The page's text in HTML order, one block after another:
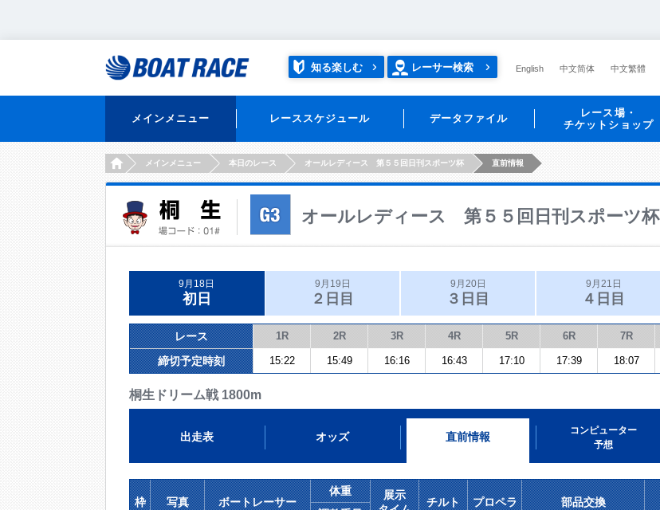
知る楽しむ レーサー検索 English 中文简体 中文繁體
メインメニュー レーススケジュール データファイル
レース場・
チケットショップ
HOMEメインメニュー 本日のレース オールレディース 第５５回日刊スポーツ杯 直前情報
オールレディース 第５５回日刊スポーツ杯
9月18日
初日
9月19日
２日目
9月20日
３日目
9月21日
４日目
レース 1R 2R 3R 4R 5R 6R 7R
締切予定時刻 15:22 15:49 16:16 16:43 17:10 17:39 18:07
桐生ドリーム戦 1800m
出走表 オッズ 直前情報
コンピューター
予想
枠 写真 ボートレーサー
体重
展示
チルト プロペラ 部品交換